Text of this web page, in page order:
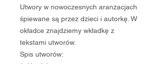
Utwory w nowoczesnych aranżacjach
śpiewane są przez dzieci i autorkę. W
okładce znajdziemy wkładkę z
tekstami utworów.
Spis utworów: